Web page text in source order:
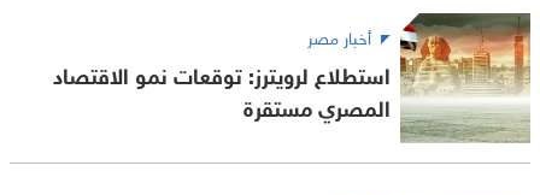
أخبار مصر
استطلاع لرويترز: توقعات نمو الاقتصاد
المصري مستقرة